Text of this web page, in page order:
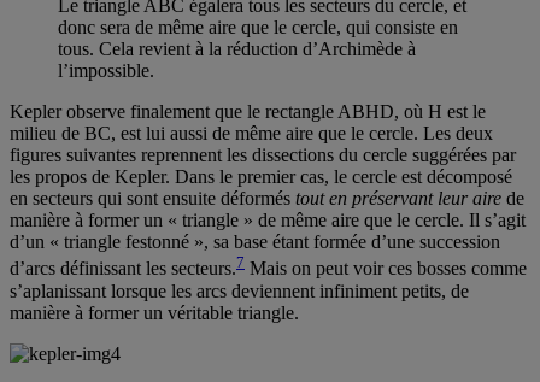
Le triangle ABC égalera tous les secteurs du cercle, et
donc sera de même aire que le cercle, qui consiste en
tous. Cela revient à la réduction d’Archimède à
l’impossible.
Kepler observe finalement que le rectangle ABHD, où H est le
milieu de BC, est lui aussi de même aire que le cercle. Les deux
figures suivantes reprennent les dissections du cercle suggérées par
les propos de Kepler. Dans le premier cas, le cercle est décomposé
en secteurs qui sont ensuite déformés tout en préservant leur aire de
manière à former un « triangle » de même aire que le cercle. Il s’agit
d’un « triangle festonné », sa base étant formée d’une succession
d’arcs définissant les secteurs.7 Mais on peut voir ces bosses comme
s’aplanissant lorsque les arcs deviennent infiniment petits, de
manière à former un véritable triangle.